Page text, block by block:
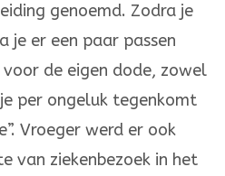
genoemd. Zodra je
je er een paar passen
de eigen dode, zowel
per ongeluk tegenkomt
Vroeger werd er ook
van ziekenbezoek in het